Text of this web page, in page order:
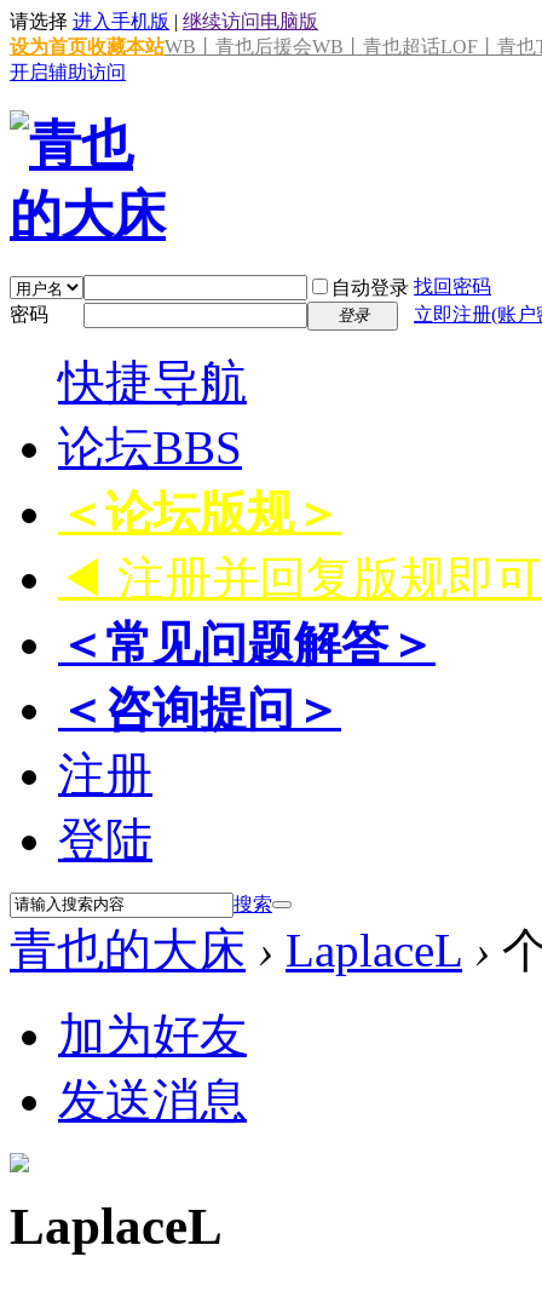
请选择 进入手机版 | 继续访问电脑版
设为首页收藏本站WB丨青也后援会WB丨青也超话LOF丨青也
开启辅助访问
自动登录 找回密码
密码
登录 立即注册(账
快捷导航
论坛BBS
＜论坛版规＞
◀ 注册并回复版规即
＜常见问题解答＞
＜咨询提问＞
注册
登陆
搜索
青也的大床 › LaplaceL ›
加为好友
发送消息
LaplaceL